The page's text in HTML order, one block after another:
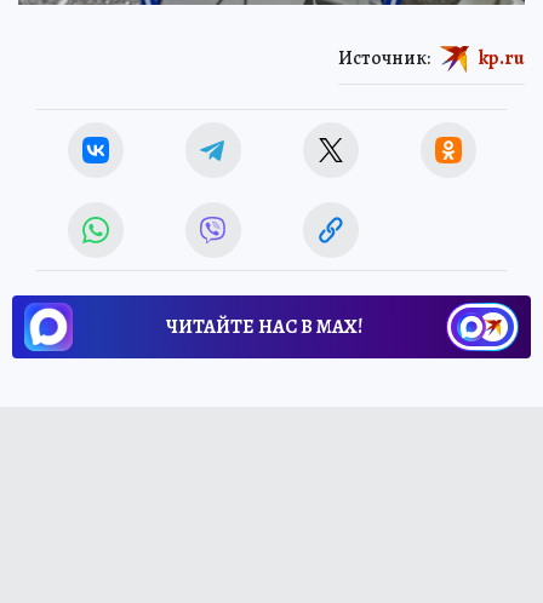
Источник: kp.ru
ЧИТАЙТЕ НАС В МАХ!